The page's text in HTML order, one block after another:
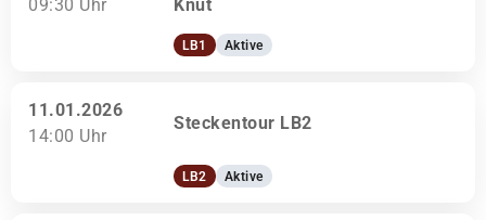
09:30 Uhr
Knut
LB1 Aktive
11.01.2026
14:00 Uhr
Steckentour LB2
LB2 Aktive